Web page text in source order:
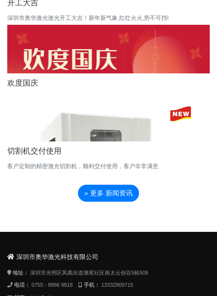
开工大吉
深圳市奥华激光激光开工大吉！新年新气象,红红火火,势不可挡!
欢度国庆
切割机交付使用
客户定制的精密激光切割机，顺利交付使用，客户非常满意
» 更多 新闻资讯
深圳市奥华激光科技有限公司
地址： 深圳市光明区凤凰街道塘尾社区南太云创谷5栋509
电话： 0755 - 8886 9818 手机： 13332909715